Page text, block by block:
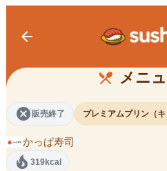
arrow_back
restaurant_menu メニ
お持ち帰り用 きっ
ミアムプリン made
cancel 販売終了 プレミアムプリン（キ
かっぱ寿司
local_fire_department 319kcal